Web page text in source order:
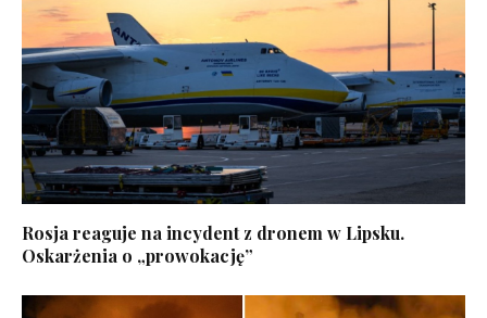
Rosja reaguje na incydent z dronem w Lipsku.
Oskarżenia o „prowokację”